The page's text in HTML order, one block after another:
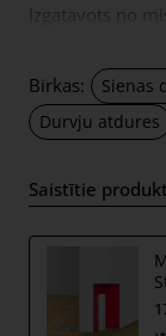
Izgatavots no
Birkas: Sienas
Durvju atdures
Saistītie